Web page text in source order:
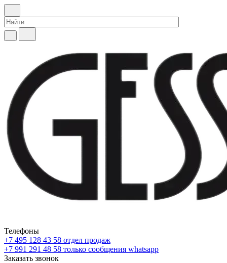
Телефоны
+7 495 128 43 58 отдел продаж
+7 991 291 48 58 только сообщения whatsapp
Заказать звонок